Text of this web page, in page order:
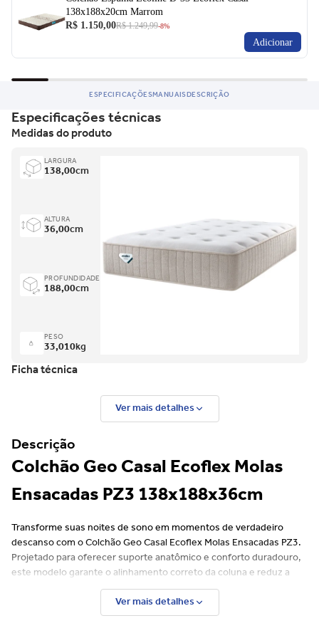
138x188x20cm Marrom
R$ 1.150,00R$ 1.249,99-8%
Adicionar
ESPECIFICAÇÕESMANUAISDESCRIÇÃO
Especificações técnicas
Medidas do produto
LARGURA
138,00cm
ALTURA
36,00cm
PROFUNDIDADE
188,00cm
PESO
33,010kg
Ficha técnica
Ver mais detalhes
Descrição
Colchão Geo Casal Ecoflex Molas
Ensacadas PZ3 138x188x36cm
Transforme suas noites de sono em momentos de verdadeiro
descanso com o Colchão Geo Casal Ecoflex Molas Ensacadas PZ3.
Projetado para oferecer suporte anatômico e conforto duradouro,
este modelo garante o alinhamento correto da coluna e reduz a
transferência de movimentos — ideal para quem divide a cama.
Ver mais detalhes